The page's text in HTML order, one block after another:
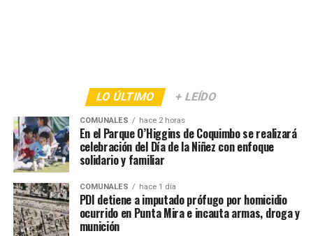
LO ÚLTIMO + LEÍDO
COMUNALES hace 2 horas
En el Parque O’Higgins de Coquimbo se realizará
celebración del Día de la Niñez con enfoque
solidario y familiar
COMUNALES hace 1 día
PDI detiene a imputado prófugo por homicidio
ocurrido en Punta Mira e incauta armas, droga y
munición